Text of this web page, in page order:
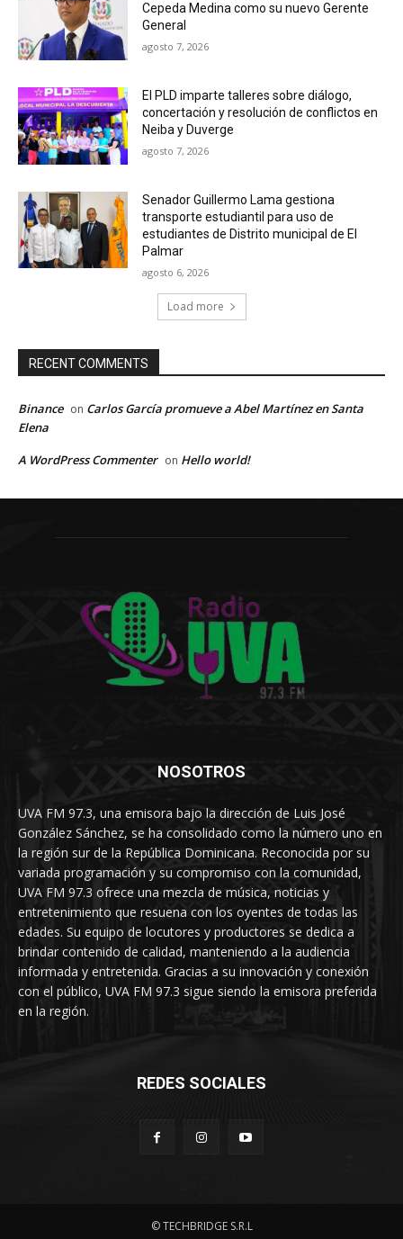
Cepeda Medina como su nuevo Gerente
General
agosto 7, 2026
El PLD imparte talleres sobre diálogo,
concertación y resolución de conflictos en
Neiba y Duverge
agosto 7, 2026
Senador Guillermo Lama gestiona
transporte estudiantil para uso de
estudiantes de Distrito municipal de El
Palmar
agosto 6, 2026
Load more
RECENT COMMENTS
Binance on Carlos García promueve a Abel Martínez en Santa
Elena
A WordPress Commenter on Hello world!
NOSOTROS
UVA FM 97.3, una emisora bajo la dirección de Luis José
González Sánchez, se ha consolidado como la número uno en
la región sur de la República Dominicana. Reconocida por su
variada programación y su compromiso con la comunidad,
UVA FM 97.3 ofrece una mezcla de música, noticias y
entretenimiento que resuena con los oyentes de todas las
edades. Su equipo de locutores y productores se dedica a
brindar contenido de calidad, manteniendo a la audiencia
informada y entretenida. Gracias a su innovación y conexión
con el público, UVA FM 97.3 sigue siendo la emisora preferida
en la región.
REDES SOCIALES
© TECHBRIDGE S.R.L